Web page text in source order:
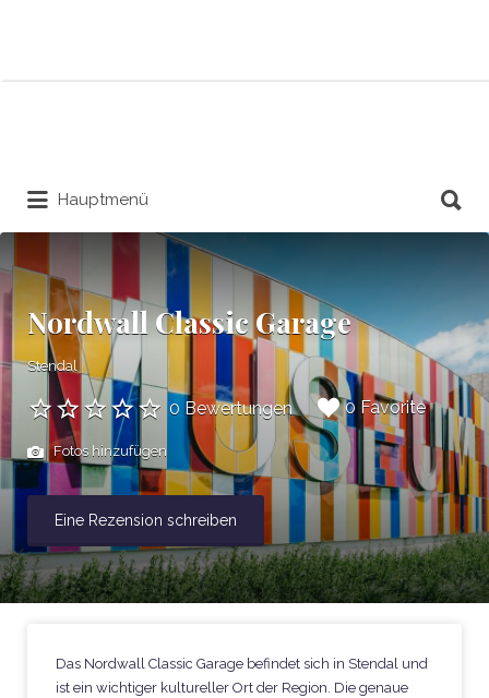
Hauptmenü
nach:
Nordwall Classic Garage
Stendal
0 Bewertungen 0 Favorite
Fotos hinzufügen
Eine Rezension schreiben
Das Nordwall Classic Garage befindet sich in Stendal und
ist ein wichtiger kultureller Ort der Region. Die genaue